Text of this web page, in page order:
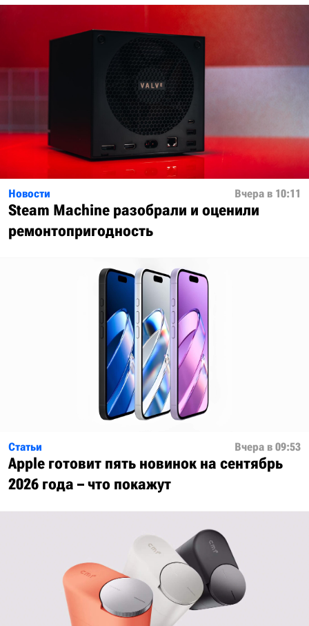
Новости Вчера в 10:11
Steam Machine разобрали и оценили
ремонтопригодность
Статьи Вчера в 09:53
Apple готовит пять новинок на сентябрь
2026 года – что покажут